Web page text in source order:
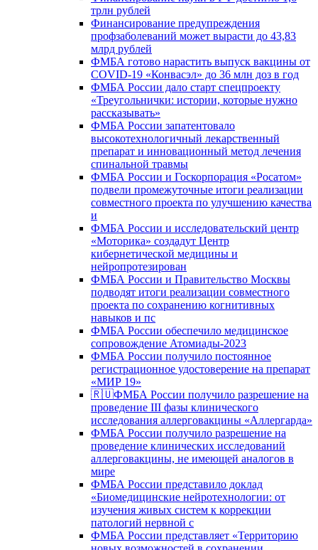
трлн рублей
Финансирование предупреждения
профзаболеваний может вырасти до 43,83
млрд рублей
ФМБА готово нарастить выпуск вакцины от
COVID-19 «Конвасэл» до 36 млн доз в год
ФМБА России дало старт спецпроекту
«Треугольнички: истории, которые нужно
рассказывать»
ФМБА России запатентовало
высокотехнологичный лекарственный
препарат и инновационный метод лечения
спинальной травмы
ФМБА России и Госкорпорация «Росатом»
подвели промежуточные итоги реализации
совместного проекта по улучшению качества
и
ФМБА России и исследовательский центр
«Моторика» создадут Центр
кибернетической медицины и
нейропротезирован
ФМБА России и Правительство Москвы
подводят итоги реализации совместного
проекта по сохранению когнитивных
навыков и пс
ФМБА России обеспечило медицинское
сопровождение Атомиады-2023
ФМБА России получило постоянное
регистрационное удостоверение на препарат
«МИР 19»
🇷🇺ФМБА России получило разрешение на
проведение III фазы клинического
исследования аллерговакцины «Аллергарда»
ФМБА России получило разрешение на
проведение клинических исследований
аллерговакцины, не имеющей аналогов в
мире
ФМБА России представило доклад
«Биомедицинские нейротехнологии: от
изучения живых систем к коррекции
патологий нервной с
ФМБА России представляет «Территорию